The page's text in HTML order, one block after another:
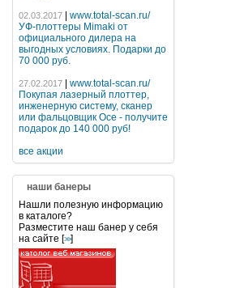
02.03.2017
www.total-scan.ru/
УФ-плоттеры Mimaki от
официального дилера на
выгодных условиях. Подарки до
70 000 руб.
27.02.2017
www.total-scan.ru/
Покупая лазерный плоттер,
инженерную систему, сканер
или фальцовщик Oce - получите
подарок до 140 000 руб!
все акции
наши банеры
Нашли полезную информацию
в каталоге?
Разместите наш банер у себя
на сайте [>>]